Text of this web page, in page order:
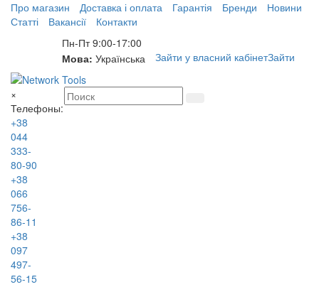
Про магазин Доставка і оплата Гарантія Бренди
Новини
Статті
Вакансії
Контакти
Пн-Пт 9:00-17:00
Мова: Українська Зайти у власний кабінетЗайти
×
Телефоны:
+38
044
333-
80-90
+38
066
756-
86-11
+38
097
497-
56-15